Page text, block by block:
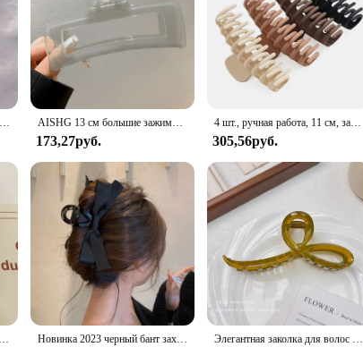
Muweordy новая ацетатная заколка для волос с леопардовым принтом, большая геометрическая полая квадратная заколка для волос в виде краба для женщин и девочек, аксессуары для волос AISHG 13 см большие зажимы для густых волос, простой геометрический зажим для акулы, захват для головы, характерная Когтеточка
173,27руб.
4 шт., ручная работа, 11 см, зажим для киля, милая заколка для девочек, зажим в виде акулы, матовые модные аксессуары для волос
305,56руб.
Заколка для волос женская с надписью, модный зажим для волос во французском стиле, большой черный, элегантный в Корейском стиле, аксессуар на голову Новинка 2023 черный бант захват зажим для девочек элегантный конский хвост коса зажим для волос милая Акула Краб карточка для волос корейский Изысканный аксессуар для волос Элегантная заколка для волос желеобразного цвета с бантом для женщин и девочек, милый орнамент для волос, заколка для волос на спине, модные аксессуары для волос